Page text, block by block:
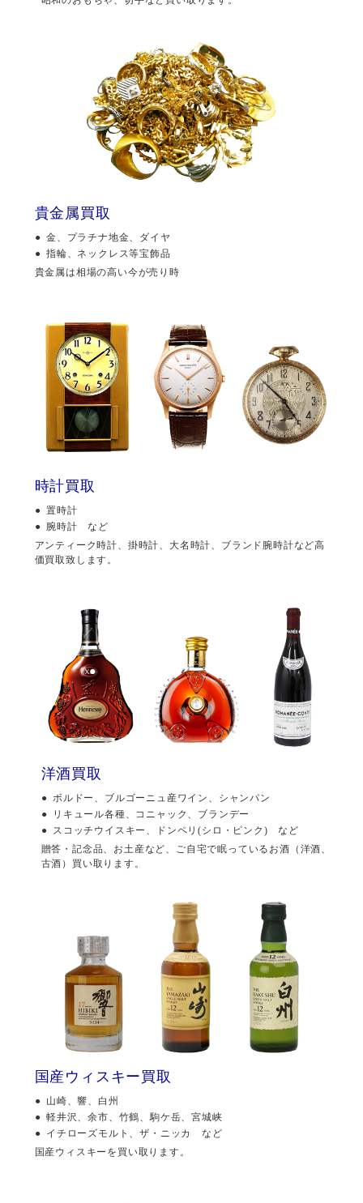
貴金属買取
金、プラチナ地金、ダイヤ
指輪、ネックレス等宝飾品
貴金属は相場の高い今が売り時
時計買取
置時計
腕時計 など
アンティーク時計、掛時計、大名時計、ブランド腕時計など高
価買取致します。
洋酒買取
ボルドー、ブルゴーニュ産ワイン、シャンパン
リキュール各種、コニャック、ブランデー
スコッチウイスキー、ドンペリ(シロ・ピンク) など
贈答・記念品、お土産など、ご自宅で眠っているお酒（洋酒、
古酒）買い取ります。
国産ウィスキー買取
山崎、響、白州
軽井沢、余市、竹鶴、駒ケ岳、宮城峡
イチローズモルト、ザ・ニッカ など
国産ウィスキーを買い取ります。